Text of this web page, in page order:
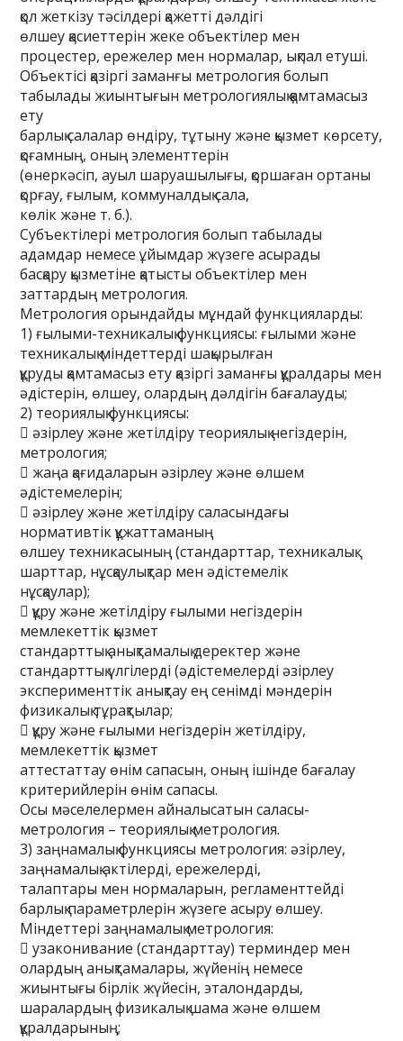
қол жеткізу тәсілдері қажетті дәлдігі
өлшеу қасиеттерін жеке объектілер мен
процестер, ережелер мен нормалар, ықпал етуші.
Объектісі қазіргі заманғы метрология болып
табылады жиынтығын метрологиялық қамтамасыз
ету
барлық салалар өндіру, тұтыну және қызмет көрсету,
қоғамның, оның элементтерін
(өнеркәсіп, ауыл шаруашылығы, қоршаған ортаны
қорғау, ғылым, коммуналдық сала,
көлік және т. б.).
Субъектілері метрология болып табылады
адамдар немесе ұйымдар жүзеге асырады
басқару қызметіне қатысты объектілер мен
заттардың метрология.
Метрология орындайды мұндай функцияларды:
1) ғылыми-техникалық функциясы: ғылыми және
техникалық міндеттерді шақырылған
құруды қамтамасыз ету қазіргі заманғы құралдары мен
әдістерін, өлшеу, олардың дәлдігін бағалауды;
2) теориялық функциясы:
 әзірлеу және жетілдіру теориялық негіздерін,
метрология;
 жаңа қағидаларын әзірлеу және өлшем
әдістемелерін;
 әзірлеу және жетілдіру саласындағы
нормативтік құжаттаманың
өлшеу техникасының (стандарттар, техникалық
шарттар, нұсқаулықтар мен әдістемелік
нұсқаулар);
 құру және жетілдіру ғылыми негіздерін
мемлекеттік қызмет
стандарттық анықтамалық деректер және
стандарттық үлгілерді (әдістемелерді әзірлеу
эксперименттік анықтау ең сенімді мәндерін
физикалық тұрақтылар;
 құру және ғылыми негіздерін жетілдіру,
мемлекеттік қызмет
аттестаттау өнім сапасын, оның ішінде бағалау
критерийлерін өнім сапасы.
Осы мәселелермен айналысатын саласы-
метрология – теориялық метрология.
3) заңнамалық функциясы метрология: әзірлеу,
заңнамалық актілерді, ережелерді,
талаптары мен нормаларын, регламенттейді
барлық параметрлерін жүзеге асыру өлшеу.
Міндеттері заңнамалық метрология:
 узаконивание (стандарттау) терминдер мен
олардың анықтамалары, жүйенің немесе
жиынтығы бірлік жүйесін, эталондарды,
шаралардың физикалық шама және өлшем
құралдарының;